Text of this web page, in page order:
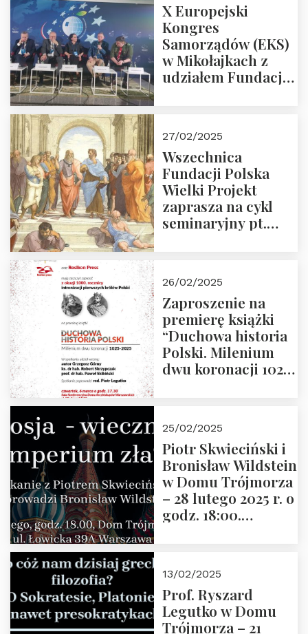
X Europejski
Kongres
Samorządów (EKS)
w Mikołajkach z
udziałem Fundacji
27/02/2025
Wszechnica
Fundacji Polska
Wielki Projekt
zaprasza na cykl
seminaryjny pt.
26/02/2025
Zaproszenie na
premierę książki
“Duchowa historia
Polski. Milenium
dwu koronacji 1025-
2025 r. godz. 17:30,
DAW ul. Miodowa
17/19
25/02/2025
Piotr Skwieciński i
Bronisław Wildstein
w Domu Trójmorza
– 28 lutego 2025 r. o
godz. 18:00.
13/02/2025
Prof. Ryszard
Legutko w Domu
Trójmorza – 21